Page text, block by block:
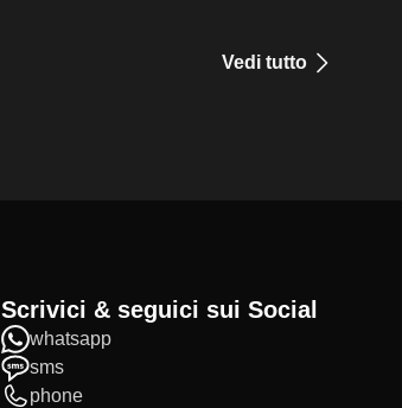
Vedi tutto
Scrivici & seguici sui Social
whatsapp
sms
phone